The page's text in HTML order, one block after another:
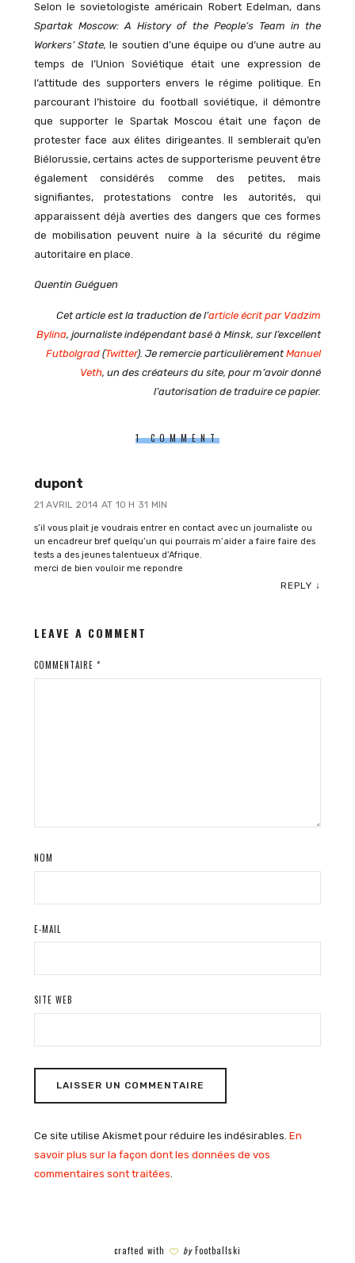
Selon le sovietologiste américain Robert Edelman, dans
Spartak Moscow: A History of the People’s Team in the
Workers’ State,le soutien d’une équipe ou d’une autre au
temps de l’Union Soviétique était une expression de
l’attitude des supporters envers le régime politique. En
parcourant l’histoire du football soviétique, il démontre
que supporter le Spartak Moscou était une façon de
protester face aux élites dirigeantes. Il semblerait qu’en
Biélorussie, certains actes de supporterisme peuvent être
également considérés comme des petites, mais
signifiantes, protestations contre les autorités, qui
apparaissent déjà averties des dangers que ces formes
de mobilisation peuvent nuire à la sécurité du régime
autoritaire en place.
Quentin Guéguen
Cet article est la traduction de l’article écrit par Vadzim
Bylina, journaliste indépendant basé à Minsk, sur l’excellent
Futbolgrad (Twitter). Je remercie particulièrementManuel
Veth, un des créateurs du site, pour m’avoir donné
l’autorisation de traduire ce papier.
1 COMMENT
dupont
21 AVRIL 2014 AT 10 H 31 MIN
s’il vous plait je voudrais entrer en contact avec un journaliste ou
un encadreur bref quelqu’un qui pourrais m’aider a faire faire des
tests a des jeunes talentueux d’Afrique.
merci de bien vouloir me repondre
REPLY ↓
LEAVE A COMMENT
COMMENTAIRE *
NOM
E-MAIL
SITE WEB
Ce site utilise Akismet pour réduire les indésirables. En
savoir plus sur la façon dont les données de vos
commentaires sont traitées.
crafted with byFootballski